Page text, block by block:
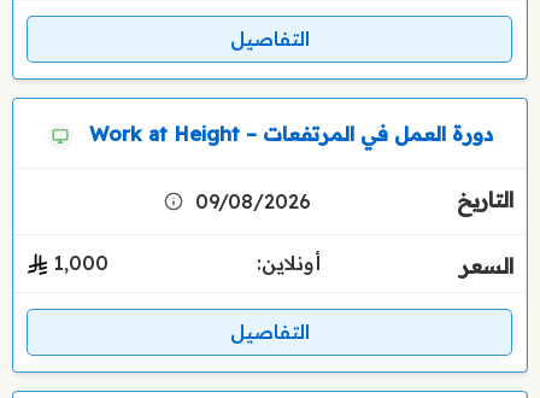
التفاصيل
دورة العمل في المرتفعات – Work at Height
09/08/2026
أونلاين: 1٬000
التفاصيل